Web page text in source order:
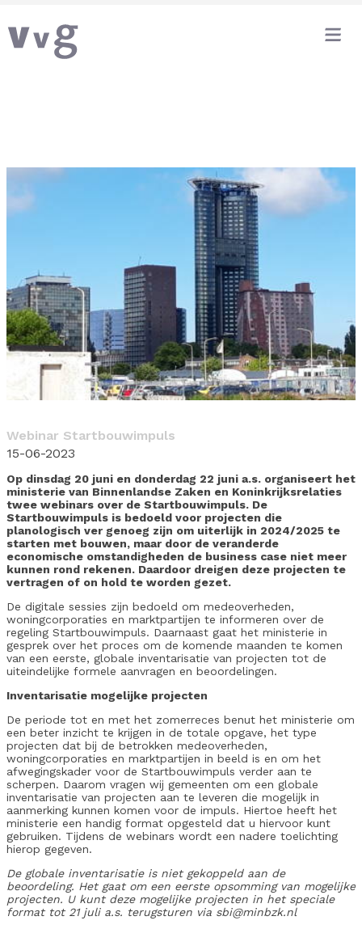
Webinar Startbouwimpuls
15-06-2023
Op dinsdag 20 juni en donderdag 22 juni a.s. organiseert het
ministerie van Binnenlandse Zaken en Koninkrijksrelaties
twee webinars over de Startbouwimpuls. De
Startbouwimpuls is bedoeld voor projecten die
planologisch ver genoeg zijn om uiterlijk in 2024/2025 te
starten met bouwen, maar door de veranderde
economische omstandigheden de business case niet meer
kunnen rond rekenen. Daardoor dreigen deze projecten te
vertragen of on hold te worden gezet.
De digitale sessies zijn bedoeld om medeoverheden,
woningcorporaties en marktpartijen te informeren over de
regeling Startbouwimpuls. Daarnaast gaat het ministerie in
gesprek over het proces om de komende maanden te komen
van een eerste, globale inventarisatie van projecten tot de
uiteindelijke formele aanvragen en beoordelingen.
Inventarisatie mogelijke projecten
De periode tot en met het zomerreces benut het ministerie om
een beter inzicht te krijgen in de totale opgave, het type
projecten dat bij de betrokken medeoverheden,
woningcorporaties en marktpartijen in beeld is en om het
afwegingskader voor de Startbouwimpuls verder aan te
scherpen. Daarom vragen wij gemeenten om een globale
inventarisatie van projecten aan te leveren die mogelijk in
aanmerking kunnen komen voor de impuls. Hiertoe heeft het
ministerie een handig format opgesteld dat u hiervoor kunt
gebruiken. Tijdens de webinars wordt een nadere toelichting
hierop gegeven.
De globale inventarisatie is niet gekoppeld aan de
beoordeling. Het gaat om een eerste opsomming van mogelijke
projecten. U kunt deze mogelijke projecten in het speciale
format tot 21 juli a.s. terugsturen via sbi@minbzk.nl